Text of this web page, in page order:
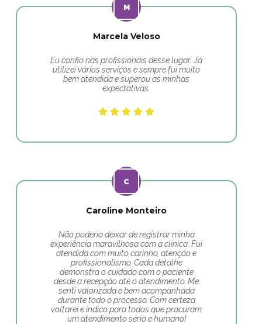
Marcela Veloso
Eu confio nas profissionais desse lugar. Já
utilizei vários serviços e sempre fui muito
bem atendida e superou as minhas
expectativas.
Caroline Monteiro
Não poderia deixar de registrar minha
experiência maravilhosa com a clínica. Fui
atendida com muito carinho, atenção e
profissionalismo. Cada detalhe
demonstra o cuidado com o paciente
desde a recepção até o atendimento. Me
senti valorizada e bem acompanhada
durante todo o processo. Com certeza
voltarei e indico para todos que procuram
um atendimento sério e humano!